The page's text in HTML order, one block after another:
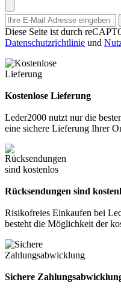
Diese Seite ist durch
Datenschutzrichtlinie und
Kostenlose Lieferung
Leder2000 nutzt nur die
eine sichere Lieferung Ihrer
Rücksendungen sind
Risikofreies Einkaufen bei
besteht die Möglichkeit der
Sichere